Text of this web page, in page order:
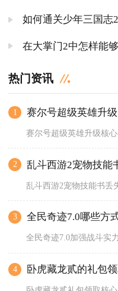
如何通关少年三国志
在大掌门2中怎样能
热门资讯
1 赛尔号超级英雄升
2 乱斗西游2宠物技能
3 全民奇迹7.0哪些方
4 卧虎藏龙贰的礼包